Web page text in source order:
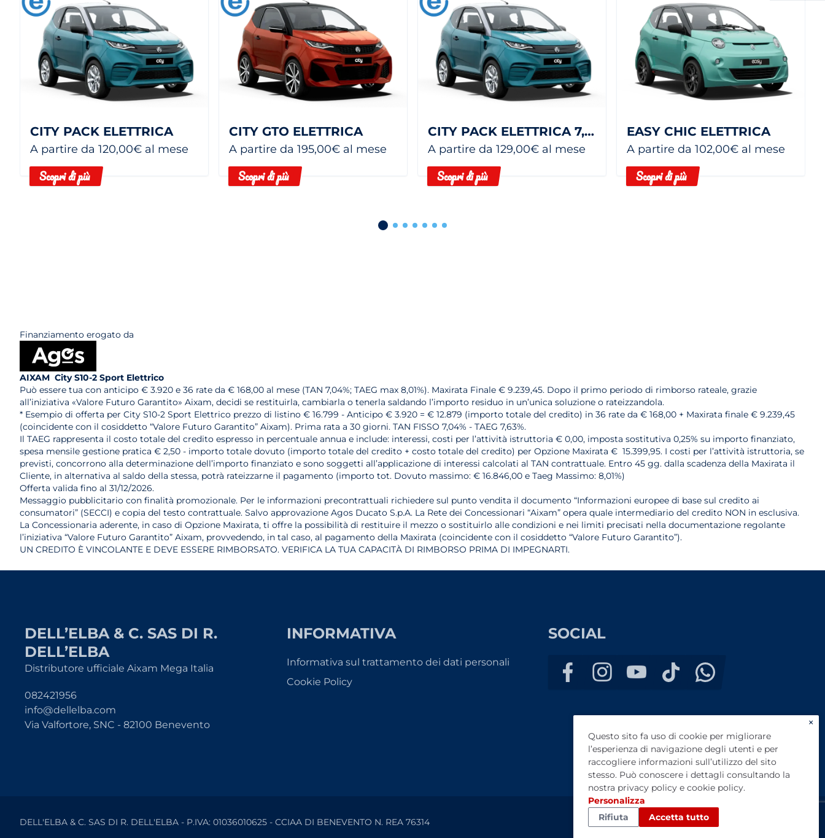
CITY PACK ELETTRICA
A partire da 120,00€ al mese
Scopri di più
CITY GTO ELETTRICA
A partire da 195,00€ al mese
Scopri di più
CITY PACK ELETTRICA 7,5 KWH
A partire da 129,00€ al mese
Scopri di più
EASY CHIC ELETTRICA
A partire da 102,00€ al mese
Scopri di più
Finanziamento erogato da
AIXAM City S10-2 Sport Elettrico
Può essere tua con anticipo € 3.920 e 36 rate da € 168,00 al mese (TAN 7,04%; TAEG max 8,01%). Maxirata Finale € 9.239,45. Dopo il primo periodo di rimborso rateale, grazie
all’iniziativa «Valore Futuro Garantito» Aixam, decidi se restituirla, cambiarla o tenerla saldando l’importo residuo in un’unica soluzione o rateizzandola.
* Esempio di offerta per City S10-2 Sport Elettrico prezzo di listino € 16.799 - Anticipo € 3.920 = € 12.879 (importo totale del credito) in 36 rate da € 168,00 + Maxirata finale € 9.239,45
(coincidente con il cosiddetto “Valore Futuro Garantito” Aixam). Prima rata a 30 giorni. TAN FISSO 7,04% - TAEG 7,63%.
Il TAEG rappresenta il costo totale del credito espresso in percentuale annua e include: interessi, costi per l’attività istruttoria € 0,00, imposta sostitutiva 0,25% su importo finanziato,
spesa mensile gestione pratica € 2,50 - importo totale dovuto (importo totale del credito + costo totale del credito) per Opzione Maxirata € 15.399,95. I costi per l’attività istruttoria, se
previsti, concorrono alla determinazione dell’importo finanziato e sono soggetti all’applicazione di interessi calcolati al TAN contrattuale. Entro 45 gg. dalla scadenza della Maxirata il
Cliente, in alternativa al saldo della stessa, potrà rateizzarne il pagamento (importo tot. Dovuto massimo: € 16.846,00 e Taeg Massimo: 8,01%)
Offerta valida fino al 31/12/2026.
Messaggio pubblicitario con finalità promozionale. Per le informazioni precontrattuali richiedere sul punto vendita il documento “Informazioni europee di base sul credito ai
consumatori” (SECCI) e copia del testo contrattuale. Salvo approvazione Agos Ducato S.p.A. La Rete dei Concessionari “Aixam” opera quale intermediario del credito NON in esclusiva.
La Concessionaria aderente, in caso di Opzione Maxirata, ti offre la possibilità di restituire il mezzo o sostituirlo alle condizioni e nei limiti precisati nella documentazione regolante
l’iniziativa “Valore Futuro Garantito” Aixam, provvedendo, in tal caso, al pagamento della Maxirata (coincidente con il cosiddetto “Valore Futuro Garantito”).
UN CREDITO È VINCOLANTE E DEVE ESSERE RIMBORSATO. VERIFICA LA TUA CAPACITÀ DI RIMBORSO PRIMA DI IMPEGNARTI.
DELL’ELBA & C. SAS DI R.
DELL’ELBA
Distributore ufficiale Aixam Mega Italia
082421956
info@dellelba.com
Via Valfortore, SNC - 82100 Benevento
INFORMATIVA
Informativa sul trattamento dei dati personali
Cookie Policy
SOCIAL
DELL'ELBA & C. SAS DI R. DELL'ELBA - P.IVA: 01036010625 - CCIAA DI BENEVENTO N. REA 76314
×
Questo sito fa uso di cookie per migliorare
l’esperienza di navigazione degli utenti e per
raccogliere informazioni sull’utilizzo del sito
stesso. Può conoscere i dettagli consultando la
nostra privacy policy e cookie policy.
Personalizza
Rifiuta
Accetta tutto